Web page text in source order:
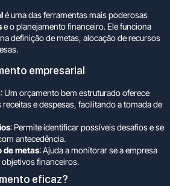
é uma das ferramentas mais poderosas
e o planejamento financeiro. Ele funciona
definição de metas, alocação de recursos
empresarial
: Um orçamento bem estruturado oferece
receitas e despesas, facilitando a tomada de
: Permite identificar possíveis desafios e se
antecedência.
de metas: Ajuda a monitorar se a empresa
financeiros.
eficaz?